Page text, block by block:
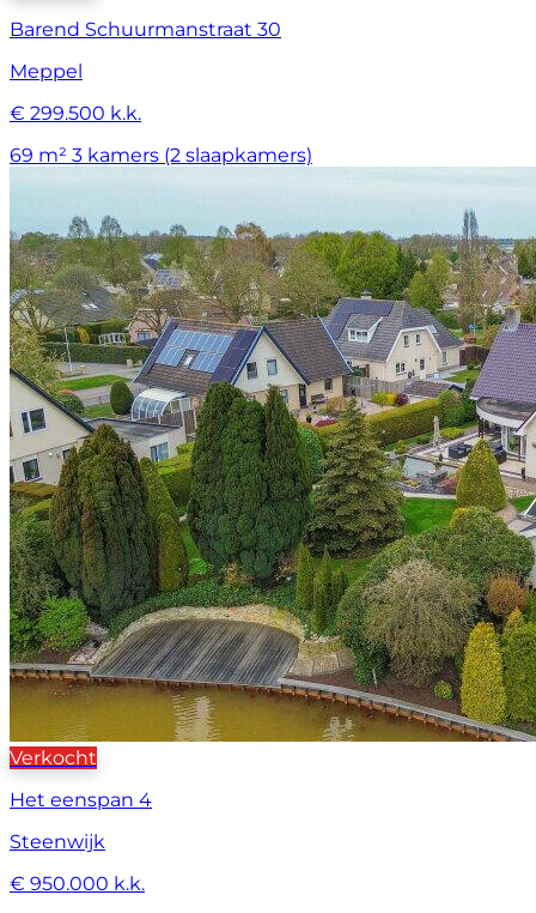
Barend Schuurmanstraat 30
Meppel
€ 299.500 k.k.
69 m² 3 kamers (2 slaapkamers)
Verkocht
Het eenspan 4
Steenwijk
€ 950.000 k.k.